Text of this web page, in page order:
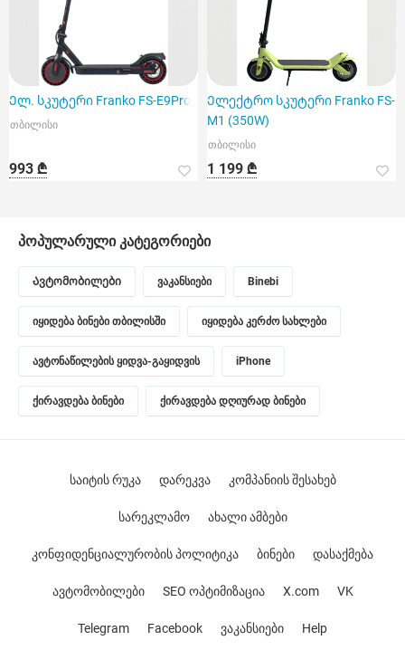
Ელ. სკუტერი Franko FS-E9Pro
თბილისი
993 ₾
Ელექტრო სკუტერი Franko FS-
M1 (350W)
თბილისი
1 199 ₾
პოპულარული კატეგორიები
Ავტომობილები ვაკანსიები Binebi
იყიდება ბინები თბილისში იყიდება კერძო სახლები
ავტონაწილების ყიდვა-გაყიდვის iPhone
ქირავდება ბინები ქირავდება დღიურად ბინები
საიტის რუკა დარეკვა კომპანიის შესახებ
სარეკლამო ახალი ამბები
კონფიდენციალურობის პოლიტიკა ბინები დასაქმება
ავტომობილები SEO ოპტიმიზაცია X.com VK
Telegram Facebook ვაკანსიები Help